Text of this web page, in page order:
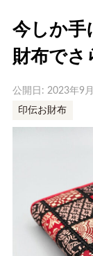
今しか手
財布でさ
公開日: 2023年9
印伝お財布